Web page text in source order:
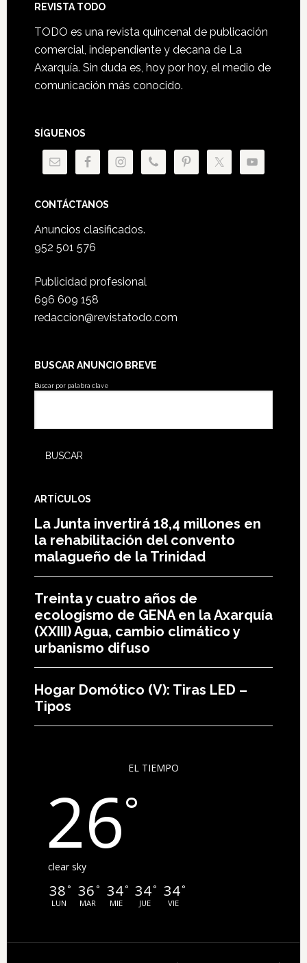
Footer
REVISTA TODO
TODO es una revista quincenal de publicación
comercial, independiente y decana de La
Axarquía. Sin duda es, hoy por hoy, el medio de
comunicación más conocido.
SÍGUENOS
CONTÁCTANOS
Anuncios clasificados.
952 501 576
Publicidad profesional
696 609 158
redaccion@revistatodo.com
BUSCAR ANUNCIO BREVE
Buscar por palabra clave
ARTÍCULOS
La Junta invertirá 18,4 millones en
la rehabilitación del convento
malagueño de la Trinidad
Treinta y cuatro años de
ecologismo de GENA en la Axarquía
(XXIII) Agua, cambio climático y
urbanismo difuso
Hogar Domótico (V): Tiras LED –
Tipos
EL TIEMPO
26°
clear sky
38 °
LUN
36 °
MAR
34°
MIE
34°
JUE
34°
VIE